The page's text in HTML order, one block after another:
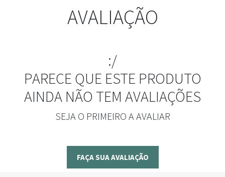
AVALIAÇÃO
:/
PARECE QUE ESTE PRODUTO
AINDA NÃO TEM AVALIAÇÕES
SEJA O PRIMEIRO A AVALIAR
FAÇA SUA AVALIAÇÃO